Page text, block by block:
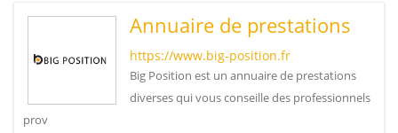
Annuaire de prestations
https://www.big-position.fr
Big Position est un annuaire de prestations
diverses qui vous conseille des professionnels
prov